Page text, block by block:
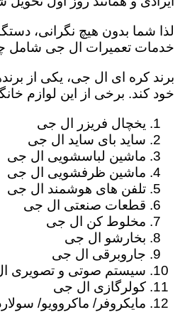
لذا شما بدون هیچ نگرانی،
خدمات تعمیرات ال جی شامل
برند کره ای ال جی، یکی از
خود کند. برخی از این لوازم
یخچال فریزر ال جی
ساید بای ساید ال جی
ماشین لباسشویی ال جی
ماشین ظرفشویی ال جی
تلفن های هوشمند ال جی
قطعات صنعتی ال جی
مخلوط کن ال جی
بخارشو ال جی
جاروبرقی ال جی
سیستم صوتی و تصویری
کولرگازی ال جی
مایکروفر/ ماکروویو/